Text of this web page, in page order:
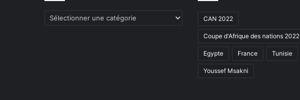
Catégories CAN 2022
Coupe d'Afrique des nations 2022
Egypte France Tunisie
Youssef Msakni